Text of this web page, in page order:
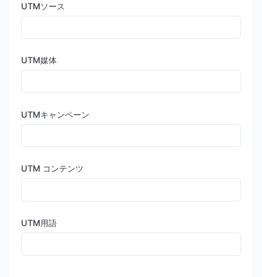
UTMソース
UTM媒体
UTMキャンペーン
UTM コンテンツ
UTM用語